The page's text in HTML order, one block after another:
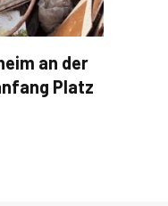
an der
Platz